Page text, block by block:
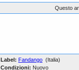
Questo
Label: Fandango (Italia)
Condizioni: Nuovo